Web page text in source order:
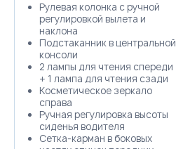
Рулевая колонка с ручной
регулировкой вылета и
наклона
Подстаканник в центральной
консоли
2 лампы для чтения спереди
+ 1 лампа для чтения сзади
Косметическое зеркало
справа
Ручная регулировка высоты
сиденья водителя
Сетка-карман в боковых